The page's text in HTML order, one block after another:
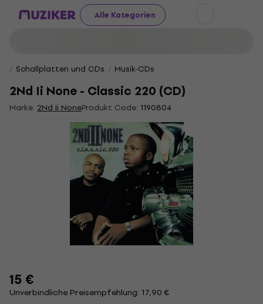
Alle Kategorien
Schallplatten und CDs Musik-CDs
2Nd Ii None - Classic 220 (CD)
Marke: 2Nd Ii NoneProdukt Code: 1190804
15 €
Unverbindliche Preisempfehlung: 17,90 €